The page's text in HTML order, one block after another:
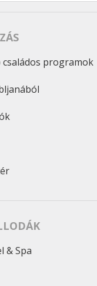
programok
& Spa